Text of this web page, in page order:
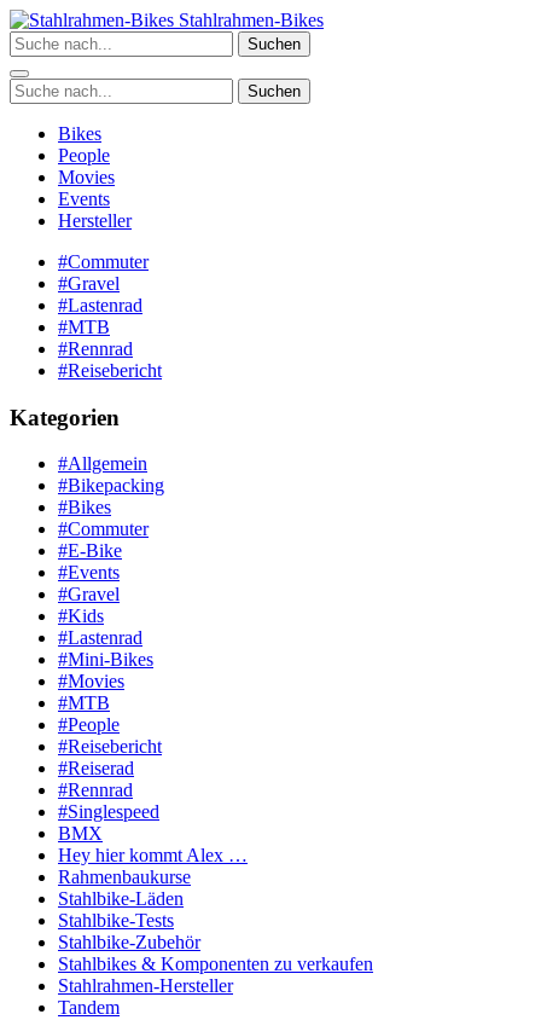
Zum
Inhalt
springen
Stahlrahmen-Bikes
Suchen
Suchen
Bikes
People
Movies
Events
Hersteller
#Commuter
#Gravel
#Lastenrad
#MTB
#Rennrad
#Reisebericht
Kategorien
#Allgemein
#Bikepacking
#Bikes
#Commuter
#E-Bike
#Events
#Gravel
#Kids
#Lastenrad
#Mini-Bikes
#Movies
#MTB
#People
#Reisebericht
#Reiserad
#Rennrad
#Singlespeed
BMX
Hey hier kommt Alex …
Rahmenbaukurse
Stahlbike-Läden
Stahlbike-Tests
Stahlbike-Zubehör
Stahlbikes & Komponenten zu verkaufen
Stahlrahmen-Hersteller
Tandem